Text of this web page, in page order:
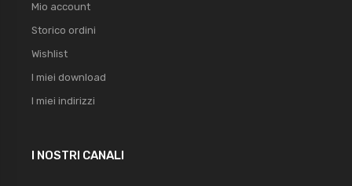
Mio account
Storico ordini
Wishlist
I miei download
I miei indirizzi
I NOSTRI CANALI